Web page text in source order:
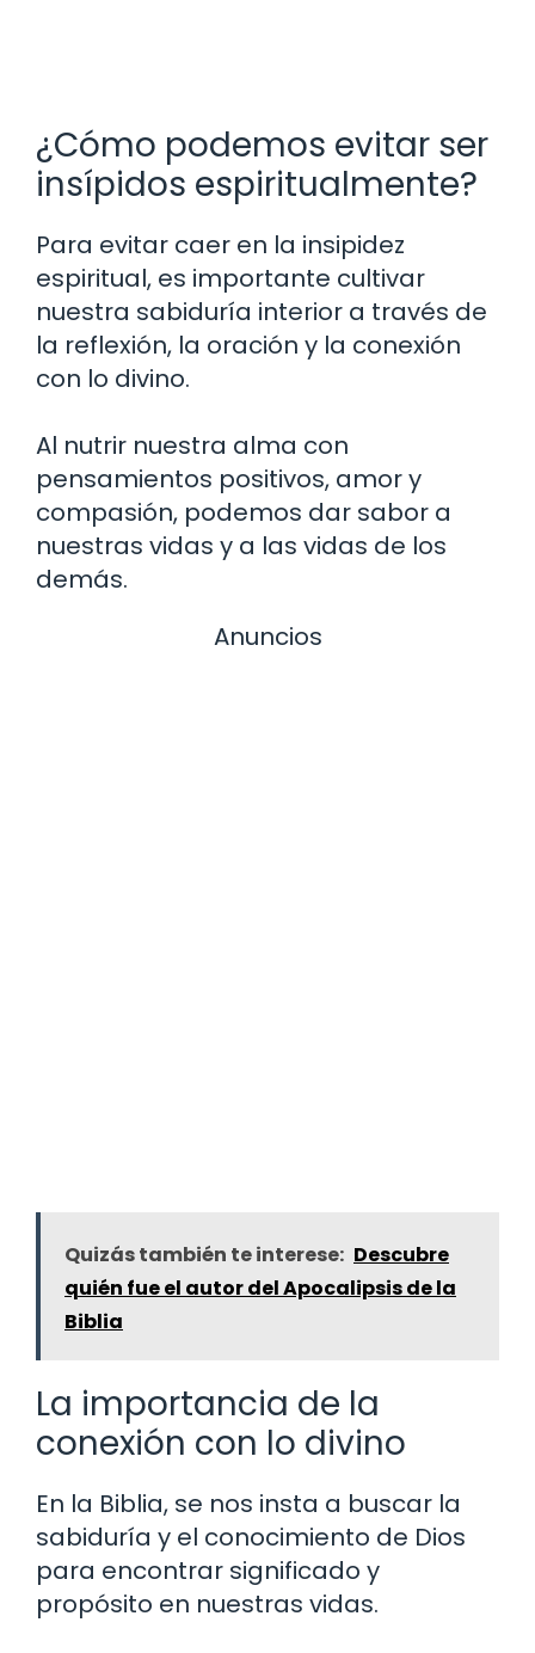
¿Cómo podemos evitar ser
insípidos espiritualmente?
Para evitar caer en la insipidez
espiritual, es importante cultivar
nuestra sabiduría interior a través de
la reflexión, la oración y la conexión
con lo divino.
Al nutrir nuestra alma con
pensamientos positivos, amor y
compasión, podemos dar sabor a
nuestras vidas y a las vidas de los
demás.
Anuncios
Quizás también te interese: Descubre
quién fue el autor del Apocalipsis de la
Biblia
La importancia de la
conexión con lo divino
En la Biblia, se nos insta a buscar la
sabiduría y el conocimiento de Dios
para encontrar significado y
propósito en nuestras vidas.